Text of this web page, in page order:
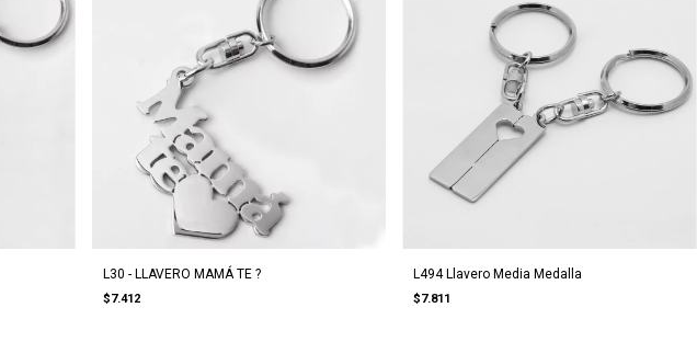
L30 - LLAVERO MAMÁ TE ?
$7.412
L494 Llavero Media Medalla
$7.811